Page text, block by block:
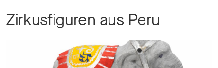
Zirkusfiguren aus Peru